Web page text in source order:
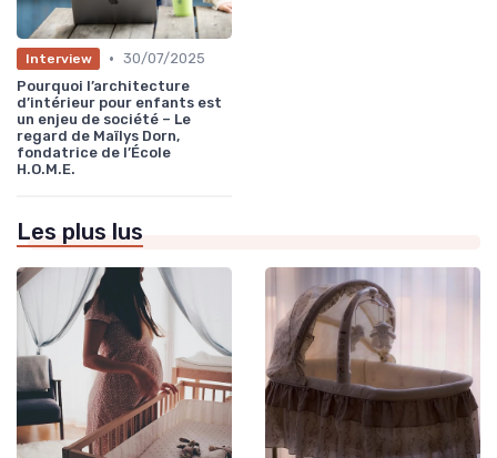
Interview • 30/07/2025
Pourquoi l’architecture
d’intérieur pour enfants est
un enjeu de société – Le
regard de Maïlys Dorn,
fondatrice de l’École
H.O.M.E.
Les plus lus